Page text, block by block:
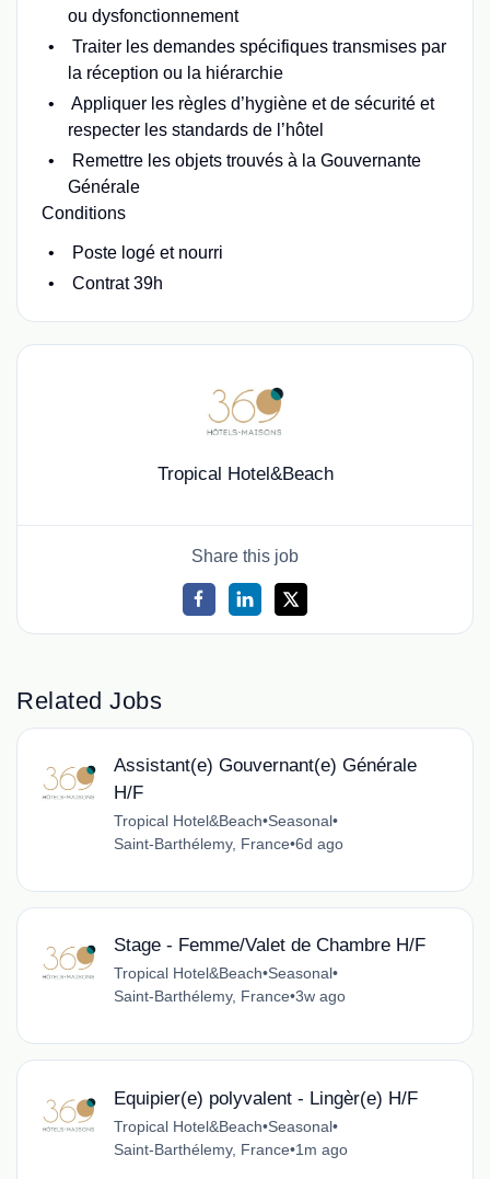
ou dysfonctionnement
Traiter les demandes spécifiques transmises par
la réception ou la hiérarchie
Appliquer les règles d’hygiène et de sécurité et
respecter les standards de l’hôtel
Remettre les objets trouvés à la Gouvernante
Générale
Conditions
Poste logé et nourri
Contrat 39h
Tropical Hotel&Beach
Share this job
Related Jobs
Assistant(e) Gouvernant(e) Générale
H/F
Tropical Hotel&Beach•Seasonal•
Saint-Barthélemy, France•6d ago
Stage - Femme/Valet de Chambre H/F
Tropical Hotel&Beach•Seasonal•
Saint-Barthélemy, France•3w ago
Equipier(e) polyvalent - Lingèr(e) H/F
Tropical Hotel&Beach•Seasonal•
Saint-Barthélemy, France•1m ago